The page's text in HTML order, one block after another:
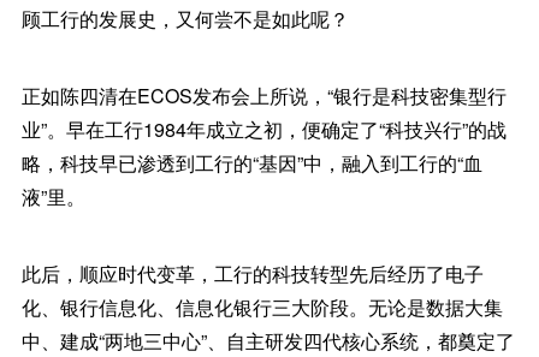
顾工行的发展史，又何尝不是如此呢？
正如陈四清在ECOS发布会上所说，“银行是科技密集型行
业”。早在工行1984年成立之初，便确定了“科技兴行”的战
略，科技早已渗透到工行的“基因”中，融入到工行的“血
液”里。
此后，顺应时代变革，工行的科技转型先后经历了电子
化、银行信息化、信息化银行三大阶段。无论是数据大集
中、建成“两地三中心”、自主研发四代核心系统，都奠定了